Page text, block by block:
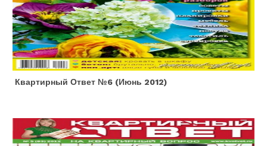
Квартирный Ответ №6 (июнь 2012)